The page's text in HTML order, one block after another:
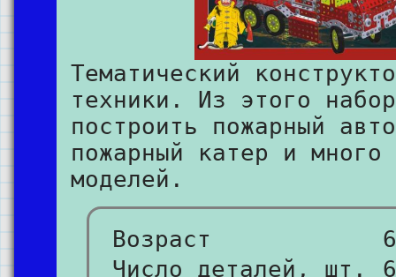
Тематический
техники. Из этого
построить пожарный
пожарный катер и много
моделей.
Возраст
Число деталей, шт.